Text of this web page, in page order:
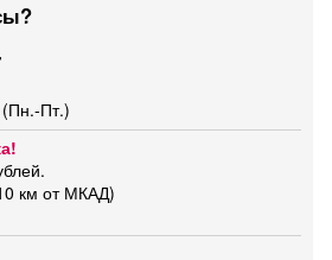
Пт.)
км от МКАД)